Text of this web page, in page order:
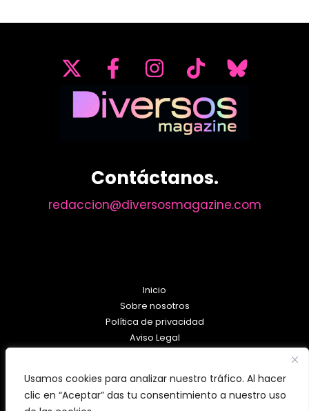
Usamos cookies para analizar nuestro tráfico. Al hacer
clic en “Aceptar” das tu consentimiento a nuestro uso
Contáctanos.
redaccion@diversosmagazine.com
Inicio
Sobre nosotros
Política de privacidad
Aviso Legal